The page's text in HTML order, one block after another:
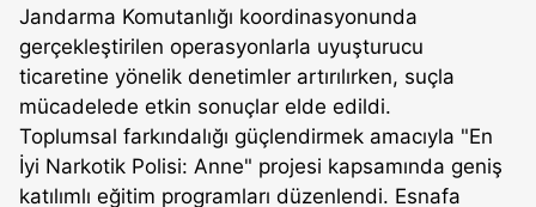
Jandarma Komutanlığı koordinasyonunda
gerçekleştirilen operasyonlarla uyuşturucu
ticaretine yönelik denetimler artırılırken, suçla
mücadelede etkin sonuçlar elde edildi.
Toplumsal farkındalığı güçlendirmek amacıyla "En
İyi Narkotik Polisi: Anne" projesi kapsamında geniş
katılımlı eğitim programları düzenlendi. Esnafa